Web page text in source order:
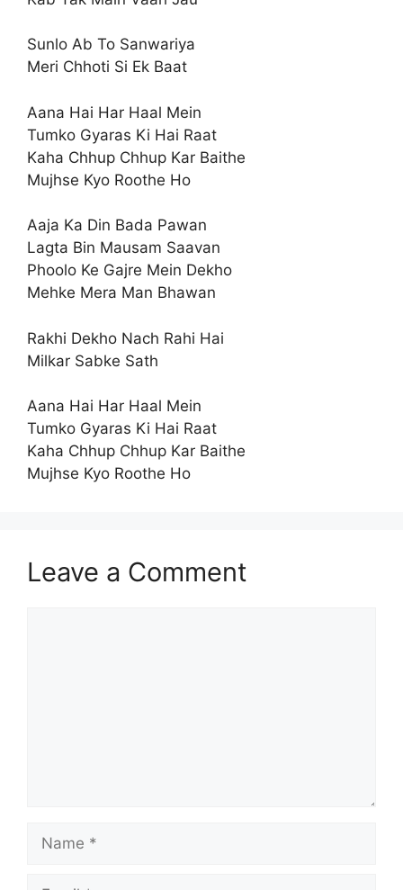
Sunlo Ab To Sanwariya
Meri Chhoti Si Ek Baat
Aana Hai Har Haal Mein
Tumko Gyaras Ki Hai Raat
Kaha Chhup Chhup Kar Baithe
Mujhse Kyo Roothe Ho
Aaja Ka Din Bada Pawan
Lagta Bin Mausam Saavan
Phoolo Ke Gajre Mein Dekho
Mehke Mera Man Bhawan
Rakhi Dekho Nach Rahi Hai
Milkar Sabke Sath
Aana Hai Har Haal Mein
Tumko Gyaras Ki Hai Raat
Kaha Chhup Chhup Kar Baithe
Mujhse Kyo Roothe Ho
Leave a Comment
Name
Email